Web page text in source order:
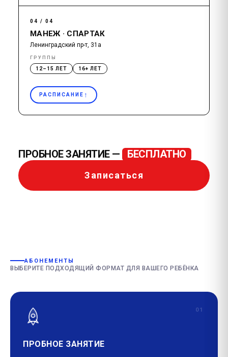
04 / 04
МАНЕЖ · СПАРТАК
Ленинградский пр-т, 31а
ГРУППЫ
12–15 ЛЕТ 16+ ЛЕТ
РАСПИСАНИЕ ↑
ПРОБНОЕ ЗАНЯТИЕ — БЕСПЛАТНО
Записаться
АБОНЕМЕНТЫ
ВЫБЕРИТЕ ПОДХОДЯЩИЙ ФОРМАТ ДЛЯ ВАШЕГО РЕБЁНКА
01
ПРОБНОЕ ЗАНЯТИЕ